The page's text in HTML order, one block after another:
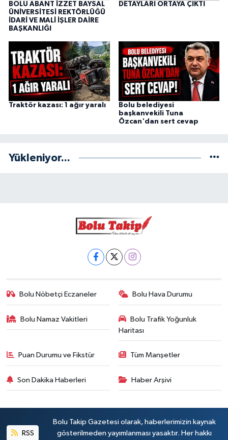
BOLU ABANT İZZET BAYSAL
ÜNİVERSİTESİ REKTÖRLÜĞÜ
İDARİ VE MALİ İŞLER DAİRE
BAŞKANLIĞI
DETAYLARI ORTAYA ÇIKTI
Traktör kazası: 1 ağır yaralı
Bolu belediyesi
başkanvekili Tuna
Özcan'dan sert cevap
Yükleniyor...
Bolu Nöbetçi Eczaneler Bolu Hava Durumu
Bolu Namaz Vakitleri
Bolu Trafik Yoğunluk
Haritası
Puan Durumu ve Fikstür Tüm Manşetler
Son Dakika Haberleri Haber Arşivi
RSS
Bolu Takip Gazetesi olarak, haberlerimizin kaynak
gösterilmeden yayımlanması yasaktır. Her hakkı